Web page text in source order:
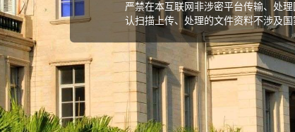
严禁在本互联网非涉密平台传输、处
认扫描上传、处理的文件资料不涉及